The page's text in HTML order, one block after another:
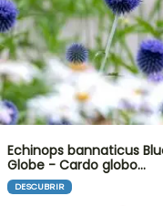
Echinops bannaticus
Globe - Cardo globo…
DESCUBRIR